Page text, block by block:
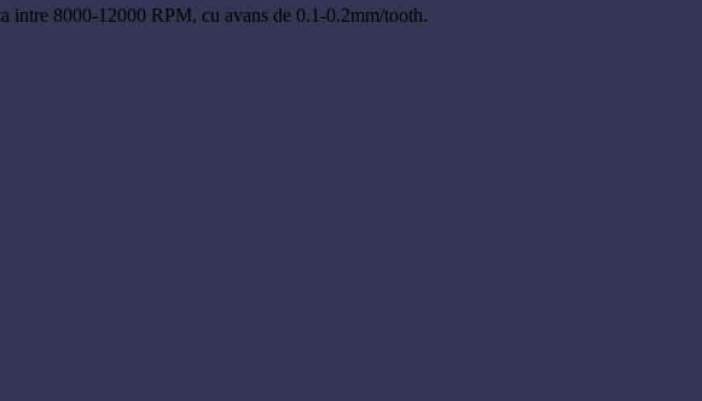
intre 8000-12000 RPM, cu avans de 0.1-0.2mm/tooth.